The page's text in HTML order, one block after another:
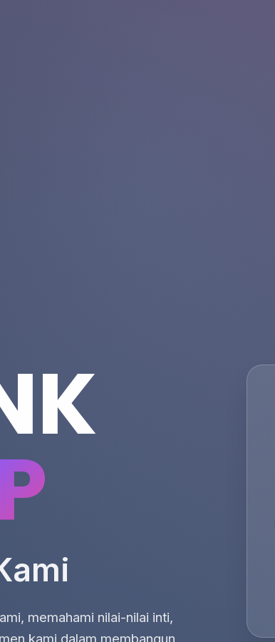
memahami nilai-nilai inti,
kami dalam membangun